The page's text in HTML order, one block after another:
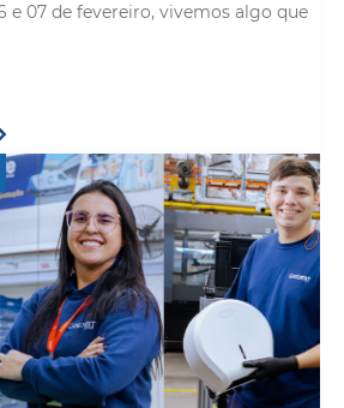
07 de fevereiro, vivemos algo que